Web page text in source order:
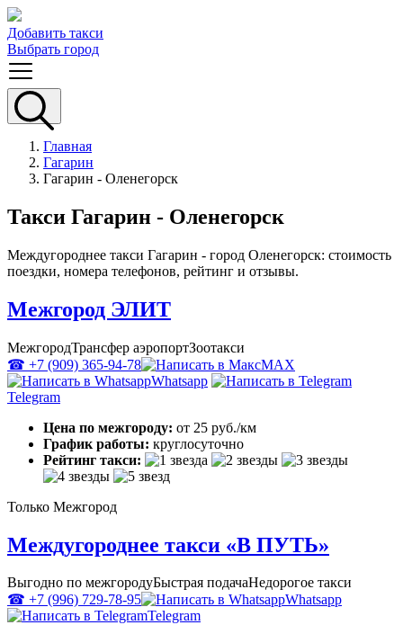
Добавить такси
Выбрать город
Главная
Гагарин
Гагарин - Оленегорск
Такси Гагарин - Оленегорск
Междугороднее такси Гагарин - город Оленегорск: стоимость
поездки, номера телефонов, рейтинг и отзывы.
Межгород ЭЛИТ
МежгородТрансфер аэропортЗоотакси
☎ +7 (909) 365-94-78
MAX
Whatsapp
Telegram
Цена по межгороду: от 25 руб./км
График работы: круглосуточно
Рейтинг такси:
Только Межгород
Междугороднее такси «В ПУТЬ»
Выгодно по межгородуБыстрая подачаНедорогое такси
☎ +7 (996) 729-78-95
Whatsapp
Telegram